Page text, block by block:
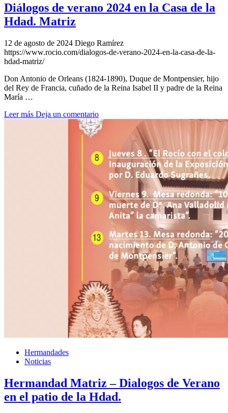
Diálogos de verano 2024 en la Casa de la
Hdad. Matriz
12 de agosto de 2024 Diego Ramírez
https://www.rocio.com/dialogos-de-verano-2024-en-la-casa-de-la-
hdad-matriz/
Don Antonio de Orleans (1824-1890), Duque de Montpensier, hijo
del Rey de Francia, cuñado de la Reina Isabel II y padre de la Reina
María …
Leer más Deja un comentario
Hermandades
Noticias
Hermandad Matriz – Dialogos de Verano
en el patio de la Hdad.